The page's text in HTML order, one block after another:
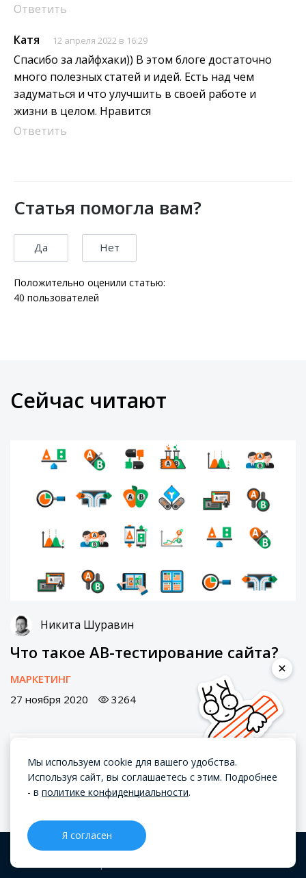
Ответить
Катя 12 апреля 2022 в 16:29
Спасибо за лайфхаки)) В этом блоге достаточно
много полезных статей и идей. Есть над чем
задуматься и что улучшить в своей работе и
жизни в целом. Нравится
Ответить
Статья помогла вам?
Да Нет
Положительно оценили статью:
40 пользователей
Сейчас читают
Никита Шуравин
Что такое АВ-тестирование сайта?
МАРКЕТИНГ
27 ноября 2020
3264
Получайте статьи почтой.
Самое важное и дважды в
сильно
Мы используем cookie для вашего удобства.
Используя сайт, вы соглашаетесь с этим. Подробнее
- в политике конфиденциальности.
Я согласен